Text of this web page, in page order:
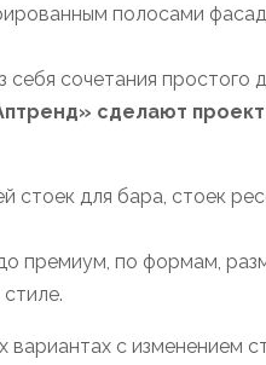
полосами
сочетания простого
сделают
стоек для бара, стоек
премиум, по формам,
вариантах с изменением